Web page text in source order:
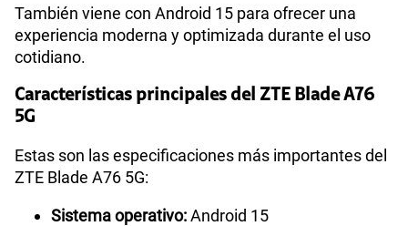
También viene con Android 15 para ofrecer una
experiencia moderna y optimizada durante el uso
cotidiano.
Características principales del ZTE Blade A76
5G
Estas son las especificaciones más importantes del
ZTE Blade A76 5G:
Sistema operativo:Android 15